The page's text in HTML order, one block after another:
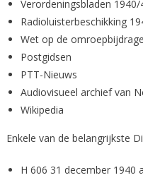
Verordeningsbladen 1940/
Radioluisterbeschikking
Wet op de
Postgidsen
PTT-Nieuws
Audiovisueel archief van
Wikipedia
Enkele van de belangrijkste
H 606 31 december 1940